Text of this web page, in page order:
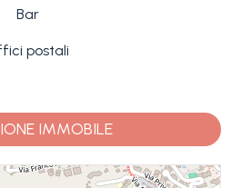
Bar
postali
IMMOBILE